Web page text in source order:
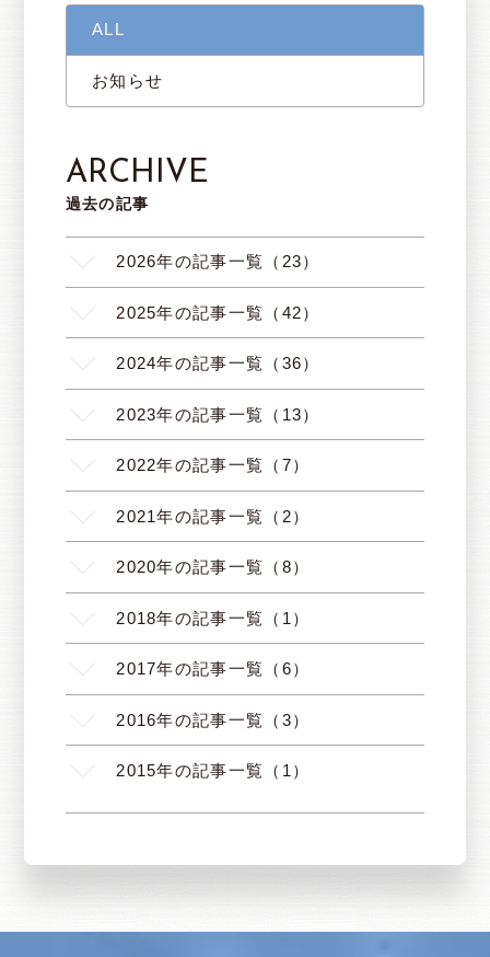
ALL
お知らせ
ARCHIVE
過去の記事
2026年の記事一覧（23）
2025年の記事一覧（42）
2024年の記事一覧（36）
2023年の記事一覧（13）
2022年の記事一覧（7）
2021年の記事一覧（2）
2020年の記事一覧（8）
2018年の記事一覧（1）
2017年の記事一覧（6）
2016年の記事一覧（3）
2015年の記事一覧（1）